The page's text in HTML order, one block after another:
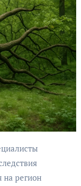
на регион